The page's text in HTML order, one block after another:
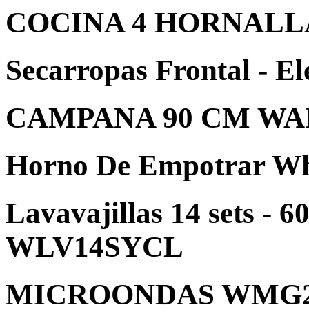
COCINA 4
Secarropas Frontal -
CAMPANA 90 CM
Horno De Empotrar
Lavavajillas 14 sets -
WLV14SYCL
MICROONDAS